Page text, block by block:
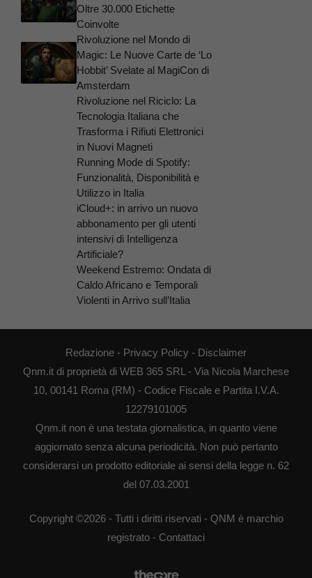
Oltre 30.000 Etichette
Coinvolte
Rivoluzione nel Mondo di
Magic: Le Nuove Carte de ‘Lo
Hobbit’ Svelate al MagiCon di
Amsterdam
Rivoluzione nel Riciclo: La
Tecnologia Italiana che
Trasforma i Rifiuti Elettronici
in Nuovi Magneti
Running Mode di Spotify:
Funzionalità, Disponibilità e
Utilizzo in Italia
iCloud+: in arrivo un nuovo
abbonamento per gli utenti
intensivi di Intelligenza
Artificiale?
Weekend Estremo: Ondata di
Caldo Africano e Temporali
Violenti in Arrivo sull’Italia
Redazione - Privacy Policy - Disclaimer
Qnm.it di proprietà di WEB 365 SRL - Via Nicola Marchese
10, 00141 Roma (RM) - Codice Fiscale e Partita I.V.A.
12279101005
Qnm.it non è una testata giornalistica, in quanto viene
aggiornato senza alcuna periodicità. Non può pertanto
considerarsi un prodotto editoriale ai sensi della legge n. 62
del 07.03.2001
Copyright ©2026 - Tutti i diritti riservati - QNM è marchio
registrato - Contattaci